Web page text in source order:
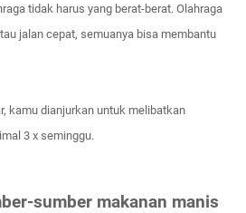
tidak harus yang berat-berat. Olahraga
jalan cepat, semuanya bisa membantu
kamu dianjurkan untuk melibatkan
3 x seminggu.
sumber makanan manis